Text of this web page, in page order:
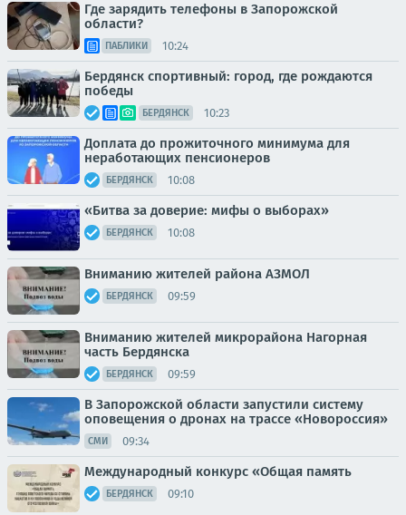
Где зарядить телефоны в Запорожской
области?
ПАБЛИКИ 10:24
Бердянск спортивный: город, где рождаются
победы
БЕРДЯНСК 10:23
Доплата до прожиточного минимума для
неработающих пенсионеров
БЕРДЯНСК 10:08
«Битва за доверие: мифы о выборах»
БЕРДЯНСК 10:08
Вниманию жителей района АЗМОЛ
БЕРДЯНСК 09:59
Вниманию жителей микрорайона Нагорная
часть Бердянска
БЕРДЯНСК 09:59
В Запорожской области запустили систему
оповещения о дронах на трассе «Новороссия»
СМИ 09:34
Международный конкурс «Общая память
БЕРДЯНСК 09:10